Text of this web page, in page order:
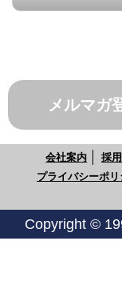
メルマガ
会社案内 採
プライバシーポ
Copyright ©